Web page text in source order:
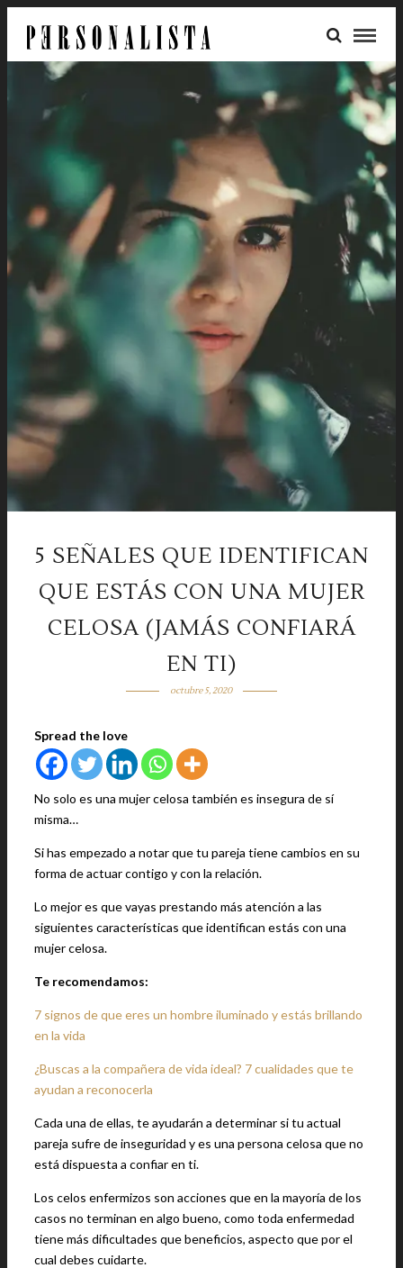
5 SEÑALES QUE IDENTIFICAN
QUE ESTÁS CON UNA MUJER
CELOSA (JAMÁS CONFIARÁ
EN TI)
octubre 5, 2020
Spread the love
No solo es una mujer celosa también es insegura de sí
misma…
Si has empezado a notar que tu pareja tiene cambios en su
forma de actuar contigo y con la relación.
Lo mejor es que vayas prestando más atención a las
siguientes características que identifican estás con una
mujer celosa.
Te recomendamos:
7 signos de que eres un hombre iluminado y estás brillando
en la vida
¿Buscas a la compañera de vida ideal? 7 cualidades que te
ayudan a reconocerla
Cada una de ellas, te ayudarán a determinar si tu actual
pareja sufre de inseguridad y es una persona celosa que no
está dispuesta a confiar en ti.
Los celos enfermizos son acciones que en la mayoría de los
casos no terminan en algo bueno, como toda enfermedad
tiene más dificultades que beneficios, aspecto que por el
cual debes cuidarte.